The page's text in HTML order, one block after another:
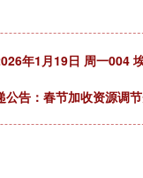
年1月19日 周一004
公告：春节加收资源调